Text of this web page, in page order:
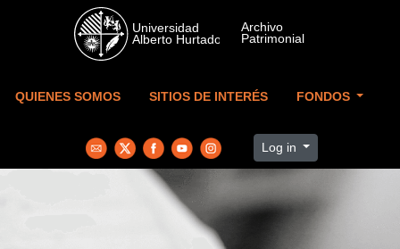
Skip to main content
QUIENES SOMOS SITIOS DE INTERÉS FONDOS
Log in